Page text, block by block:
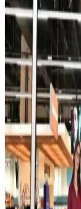
LG Ev Aletleri
Kurutucular
LG ev aletleri
performans ve
ürünlerinde garanti
Bosch 800
Panel
Bosch 800 Serisi
ağırlığına bağlı
maliyetleri
desteği yetersiz
Temizlemesi
Temizlik